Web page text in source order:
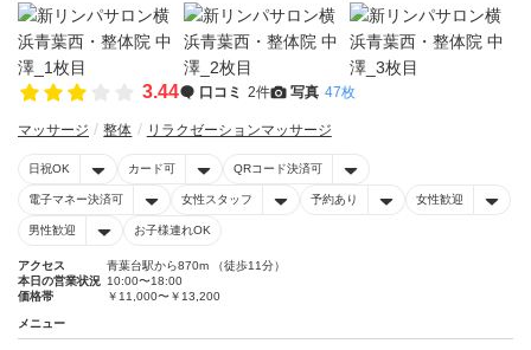
3.44 口コミ 2件 写真 47枚
マッサージ 整体 リラクゼーションマッサージ
日祝OK カード可 QRコード決済可
電子マネー決済可 女性スタッフ 予約あり 女性歓迎
男性歓迎 お子様連れOK
アクセス
青葉台駅から870m （徒歩11分）
本日の営業状況 10:00〜18:00
価格帯
￥11,000〜￥13,200
メニュー